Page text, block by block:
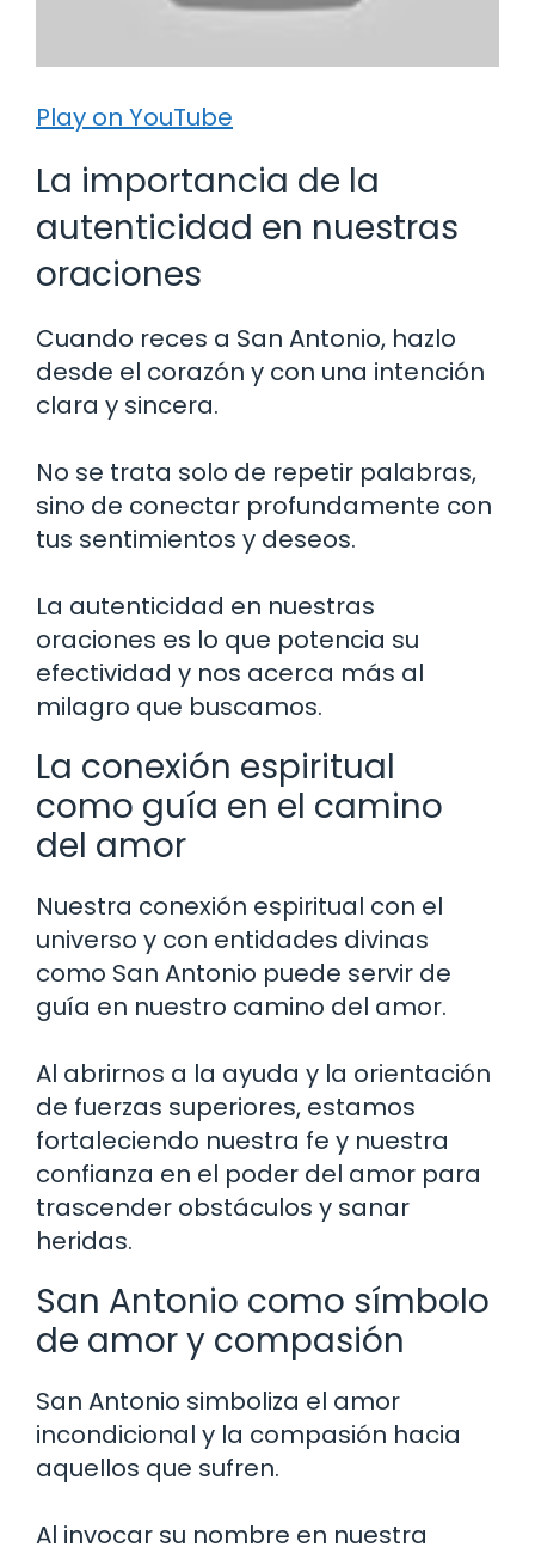
Play on YouTube
La importancia de la
autenticidad en nuestras
oraciones
Cuando reces a San Antonio, hazlo
desde el corazón y con una intención
clara y sincera.
No se trata solo de repetir palabras,
sino de conectar profundamente con
tus sentimientos y deseos.
La autenticidad en nuestras
oraciones es lo que potencia su
efectividad y nos acerca más al
milagro que buscamos.
La conexión espiritual
como guía en el camino
del amor
Nuestra conexión espiritual con el
universo y con entidades divinas
como San Antonio puede servir de
guía en nuestro camino del amor.
Al abrirnos a la ayuda y la orientación
de fuerzas superiores, estamos
fortaleciendo nuestra fe y nuestra
confianza en el poder del amor para
trascender obstáculos y sanar
heridas.
San Antonio como símbolo
de amor y compasión
San Antonio simboliza el amor
incondicional y la compasión hacia
aquellos que sufren.
Al invocar su nombre en nuestra